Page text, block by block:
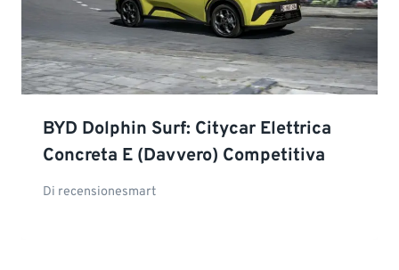
BYD Dolphin Surf: Citycar Elettrica
Concreta E (davvero) Competitiva
Di recensionesmart